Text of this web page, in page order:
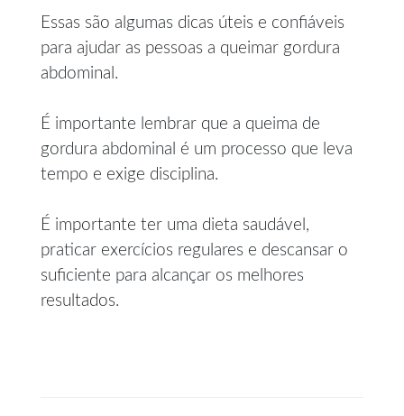
Essas são algumas dicas úteis e confiáveis
para ajudar as pessoas a queimar gordura
abdominal.
É importante lembrar que a queima de
gordura abdominal é um processo que leva
tempo e exige disciplina.
É importante ter uma dieta saudável,
praticar exercícios regulares e descansar o
suficiente para alcançar os melhores
resultados.